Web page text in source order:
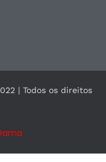
| Todos os direitos